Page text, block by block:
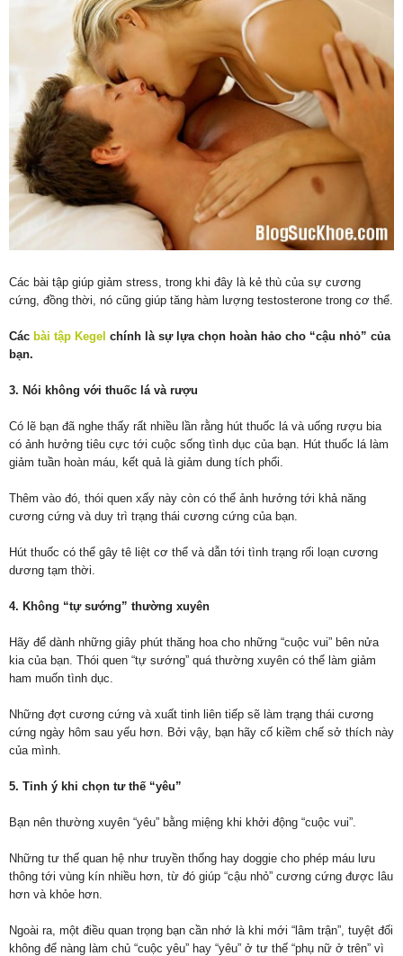
Các bài tập giúp giảm stress, trong khi đây là kẻ thù của sự cương
cứng, đồng thời, nó cũng giúp tăng hàm lượng testosterone trong cơ thể.
Các bài tập Kegel chính là sự lựa chọn hoàn hảo cho “cậu nhỏ” của
bạn.
3. Nói không với thuốc lá và rượu
Có lẽ bạn đã nghe thấy rất nhiều lần rằng hút thuốc lá và uống rượu bia
có ảnh hưởng tiêu cực tới cuộc sống tình dục của bạn. Hút thuốc lá làm
giảm tuần hoàn máu, kết quả là giảm dung tích phổi.
Thêm vào đó, thói quen xấy này còn có thể ảnh hưởng tới khả năng
cương cứng và duy trì trạng thái cương cứng của bạn.
Hút thuốc có thể gây tê liệt cơ thể và dẫn tới tình trạng rối loạn cương
dương tạm thời.
4. Không “tự sướng” thường xuyên
Hãy để dành những giây phút thăng hoa cho những “cuộc vui” bên nửa
kia của bạn. Thói quen “tự sướng” quá thường xuyên có thể làm giảm
ham muốn tình dục.
Những đợt cương cứng và xuất tinh liên tiếp sẽ làm trạng thái cương
cứng ngày hôm sau yếu hơn. Bởi vậy, bạn hãy cố kiềm chế sở thích này
của mình.
5. Tinh ý khi chọn tư thế “yêu”
Bạn nên thường xuyên “yêu” bằng miệng khi khởi động “cuộc vui”.
Những tư thế quan hệ như truyền thống hay doggie cho phép máu lưu
thông tới vùng kín nhiều hơn, từ đó giúp “cậu nhỏ” cương cứng được lâu
hơn và khỏe hơn.
Ngoài ra, một điều quan trọng bạn cần nhớ là khi mới “lâm trận”, tuyệt đối
không để nàng làm chủ “cuộc yêu” hay “yêu” ở tư thế “phụ nữ ở trên” vì